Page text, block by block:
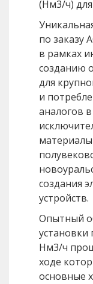
(Нм3/ч)
по заказу
в рамках
созданию
для
и
аналогов
материалы
создания
устройств.
Опытный
Нм3/ч
ходе
основные